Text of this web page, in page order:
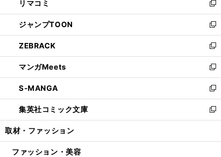
で
開
く
ド
ウ
で
開
く
ィ
ン
ド
ウ
で
開
く
い
ウ
ィ
ン
ド
ウ
で
開
く
リマコミ
新
し
い
ウ
ィ
ン
ド
ウ
で
開
く
ジャンプTOON
新
し
い
ウ
ィ
ン
ド
ウ
で
開
ZEBRACK
新
し
い
ウ
ィ
ン
ド
ウ
開
マンガMeets
新
し
い
ウ
ィ
ン
ウ
S-MANGA
新
し
い
ウ
ン
集英社コミック文庫
新
し
ウ
取材・ファッション
ファッション・美容